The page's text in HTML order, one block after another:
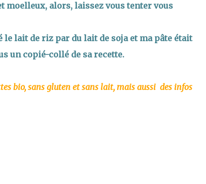
moelleux, alors, laissez vous tenter vous
le lait de riz par du lait de soja et ma pâte était
un copié-collé de sa recette.
bio, sans gluten et sans lait, mais aussi des infos